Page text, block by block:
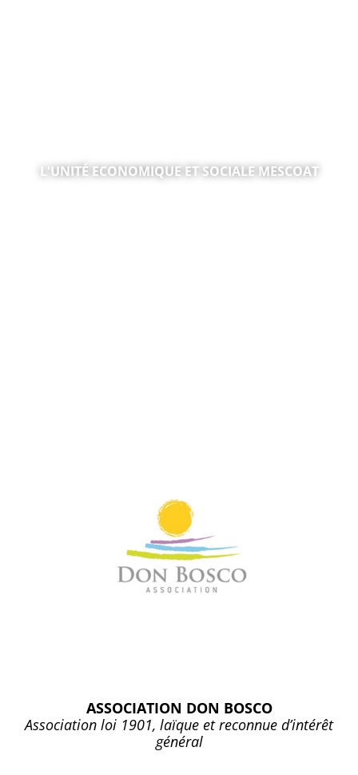
L'UNITÉ ECONOMIQUE ET SOCIALE MESCOAT
ASSOCIATION DON BOSCO
Association loi 1901, laïque et reconnue d’intérêt
général